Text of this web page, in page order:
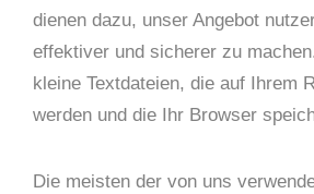
dienen dazu, unser Angebot
effektiver und sicherer zu
kleine Textdateien, die auf Ihrem
werden und die Ihr Browser
Die meisten der von uns